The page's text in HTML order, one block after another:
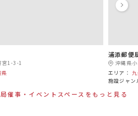
宮1-3-1
県
浦添郵便
沖縄県
エリア：
施設ジャン
催事・イベントスペースをもっと見る